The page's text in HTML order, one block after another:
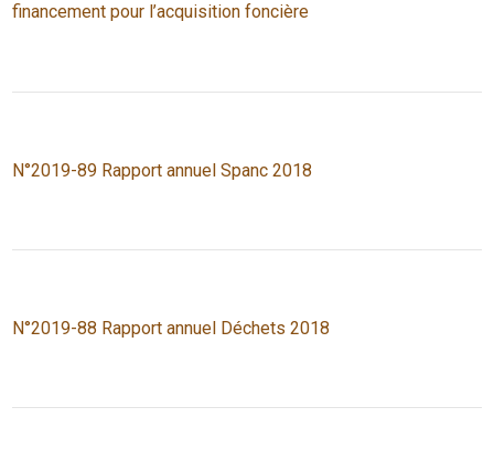
financement pour l’acquisition foncière
N°2019-89 Rapport annuel Spanc 2018
N°2019-88 Rapport annuel Déchets 2018